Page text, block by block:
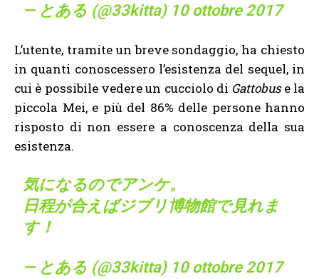
— とある (@33kitta) 10 ottobre 2017
L’utente, tramite un breve sondaggio, ha chiesto
in quanti conoscessero l’esistenza del sequel, in
cui è possibile vedere un cucciolo di Gattobuse la
piccola Mei, e più del 86% delle persone hanno
risposto di non essere a conoscenza della sua
esistenza.
気になるのでアンケ。
日程が合えばジブリ博物館で見れま
す！
— とある (@33kitta) 10 ottobre 2017